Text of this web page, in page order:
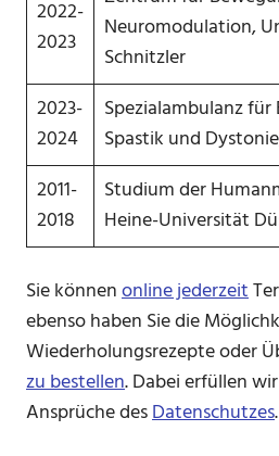
2022-
2023
Neuromodulation,
Schnitzler
2023-
2024
Spezialambulanz
Spastik und
2011-
2018
Studium der
Heine-Universität
Sie könnenonline jederzeit
ebenso haben Sie die
Wiederholungsrezepte oder
zu bestellen. Dabei erfüllen
Ansprüche desDatenschutzes.